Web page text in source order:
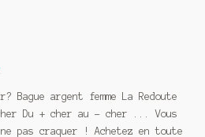
Bague argent femme La Redoute
Du + cher au - cher ... Vous
pas craquer ! Achetez en toute